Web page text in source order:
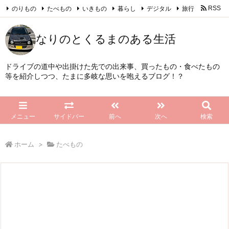
なりのとくるまのある生活
ドライブの道中や出掛けた先での出来事、買ったもの・食べたもの
等を紹介しつつ、たまに多岐な思いを咆えるブログ！？
メニュー サイドバー 前へ 次へ 検索
のりもの たべもの いきもの 暮らし デジタル 旅行 RSS
Feedly
ホーム > たべもの